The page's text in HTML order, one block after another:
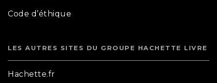
Code d’éthique
LES AUTRES SITES DU GROUPE HACHETTE LIVRE
Hachette.fr